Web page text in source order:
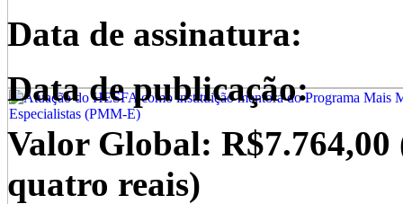
Data de assinatura:
Data de publicação:
Valor Global: R$7.764,00
quatro reais)